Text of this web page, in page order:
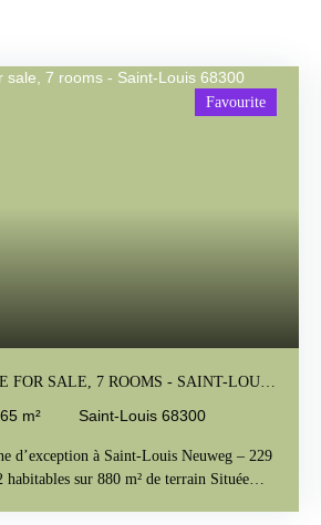
Favourite
FOR SALE, 7 ROOMS - SAINT-LOUIS
m² Saint-Louis 68300
d’exception à Saint-Louis Neuweg – 229
habitables sur 880 m² de terrain Située